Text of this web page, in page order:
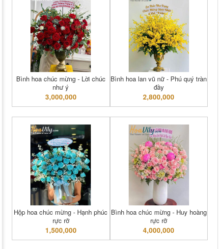
Bình hoa chúc mừng - Lời chúc
như ý
3,000,000
Bình hoa lan vũ nữ - Phú quý tràn
đầy
2,800,000
Hộp hoa chúc mừng - Hạnh phúc
rực rỡ
1,500,000
Bình hoa chúc mừng - Huy hoàng
rực rỡ
4,000,000